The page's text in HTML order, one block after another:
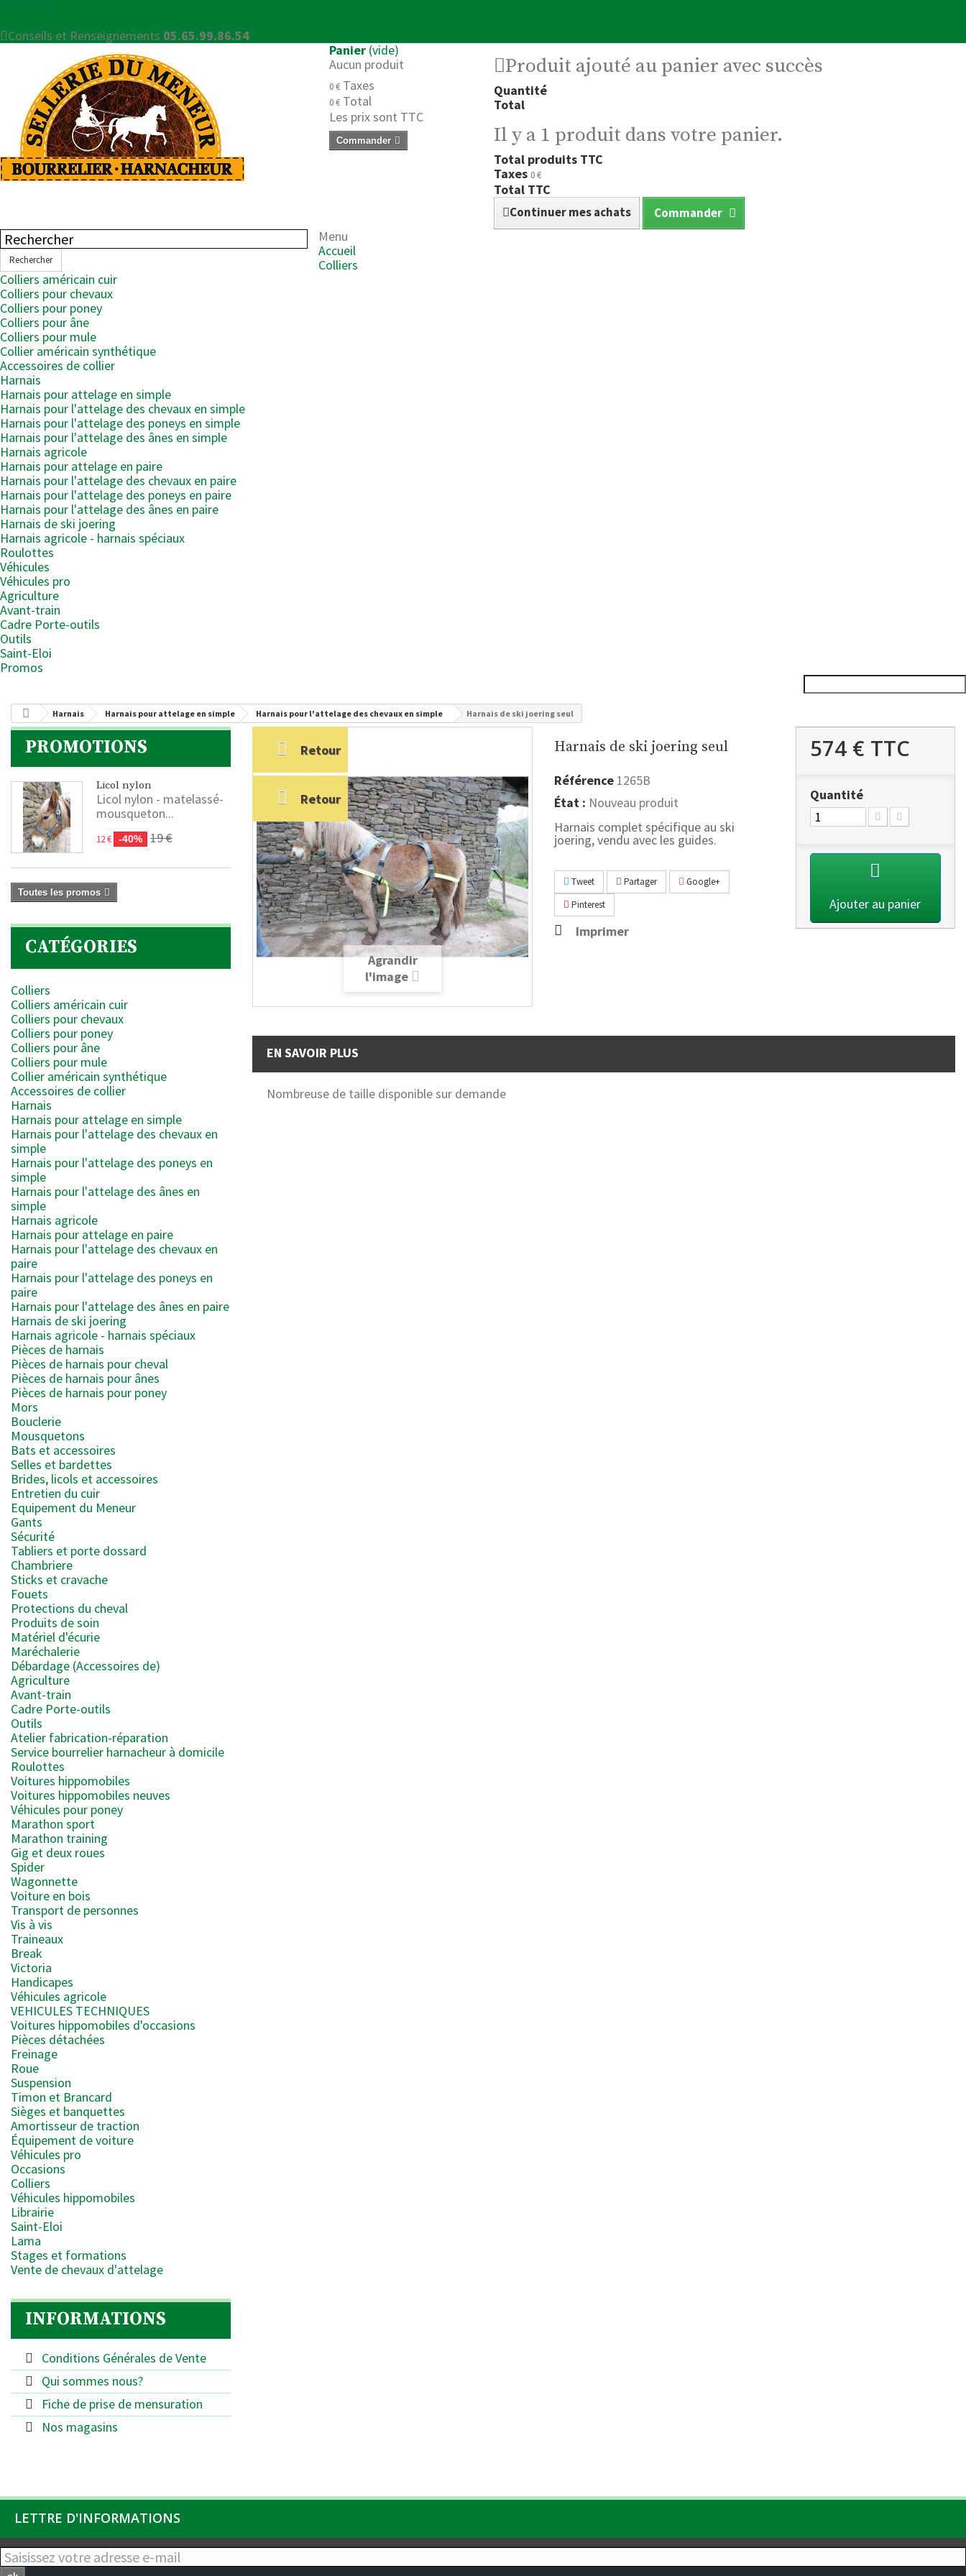
Conseils et Renseignements 05.65.99.86.54
Panier (vide)
Aucun produit
0 € Taxes
0 € Total
Les prix sont TTC
Commander
Produit ajouté au panier avec succès
Quantité
Total
Il y a 1 produit dans votre panier.
Total produits TTC
Taxes 0 €
Total TTC
Continuer mes achats Commander
Rechercher
Menu
Accueil
Colliers
Colliers américain cuir
Colliers pour chevaux
Colliers pour poney
Colliers pour âne
Colliers pour mule
Collier américain synthétique
Accessoires de collier
Harnais
Harnais pour attelage en simple
Harnais pour l'attelage des chevaux en simple
Harnais pour l'attelage des poneys en simple
Harnais pour l'attelage des ânes en simple
Harnais agricole
Harnais pour attelage en paire
Harnais pour l'attelage des chevaux en paire
Harnais pour l'attelage des poneys en paire
Harnais pour l'attelage des ânes en paire
Harnais de ski joering
Harnais agricole - harnais spéciaux
Roulottes
Véhicules
Véhicules pro
Agriculture
Avant-train
Cadre Porte-outils
Outils
Saint-Eloi
Promos
Harnais Harnais pour attelage en simple Harnais pour l'attelage des chevaux en simple Harnais de ski joering seul
PROMOTIONS
Licol nylon
Licol nylon - matelassé-
mousqueton...
12 € -40% 19 €
Toutes les promos
CATÉGORIES
Colliers
Colliers américain cuir
Colliers pour chevaux
Colliers pour poney
Colliers pour âne
Colliers pour mule
Collier américain synthétique
Accessoires de collier
Harnais
Harnais pour attelage en simple
Harnais pour l'attelage des chevaux en
simple
Harnais pour l'attelage des poneys en
simple
Harnais pour l'attelage des ânes en
simple
Harnais agricole
Harnais pour attelage en paire
Harnais pour l'attelage des chevaux en
paire
Harnais pour l'attelage des poneys en
paire
Harnais pour l'attelage des ânes en paire
Harnais de ski joering
Harnais agricole - harnais spéciaux
Pièces de harnais
Pièces de harnais pour cheval
Pièces de harnais pour ânes
Pièces de harnais pour poney
Mors
Bouclerie
Mousquetons
Bats et accessoires
Selles et bardettes
Brides, licols et accessoires
Entretien du cuir
Equipement du Meneur
Gants
Sécurité
Tabliers et porte dossard
Chambriere
Sticks et cravache
Fouets
Protections du cheval
Produits de soin
Matériel d'écurie
Maréchalerie
Débardage (Accessoires de)
Agriculture
Avant-train
Cadre Porte-outils
Outils
Atelier fabrication-réparation
Service bourrelier harnacheur à domicile
Roulottes
Voitures hippomobiles
Voitures hippomobiles neuves
Véhicules pour poney
Marathon sport
Marathon training
Gig et deux roues
Spider
Wagonnette
Voiture en bois
Transport de personnes
Vis à vis
Traineaux
Break
Victoria
Handicapes
Véhicules agricole
VEHICULES TECHNIQUES
Voitures hippomobiles d'occasions
Pièces détachées
Freinage
Roue
Suspension
Timon et Brancard
Sièges et banquettes
Amortisseur de traction
Équipement de voiture
Véhicules pro
Occasions
Colliers
Véhicules hippomobiles
Librairie
Saint-Eloi
Lama
Stages et formations
Vente de chevaux d'attelage
INFORMATIONS
Conditions Générales de Vente
Qui sommes nous?
Fiche de prise de mensuration
Nos magasins
Retour
Retour
Agrandir
l'image
Harnais de ski joering seul
Référence 1265B
État : Nouveau produit
Harnais complet spécifique au ski
joering, vendu avec les guides.
Tweet Partager
Google+
Pinterest
Imprimer
574 € TTC
Quantité
Ajouter au panier
EN SAVOIR PLUS
Nombreuse de taille disponible sur demande
LETTRE D'INFORMATIONS